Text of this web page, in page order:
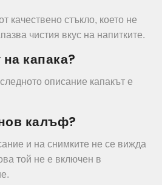
качествено стъкло, което не
чистия вкус на напитките.
капака?
описание капакът е
калъф?
и на снимките не се вижда
той не е включен в